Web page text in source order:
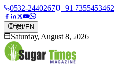
0532-2440267 +91 7355453462
हिंदी/EN
Saturday, August 8, 2026